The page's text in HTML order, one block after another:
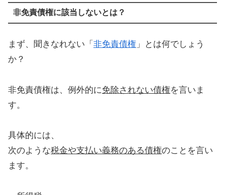
非免責債権に該当しないとは？
まず、聞きなれない「 非免責債権 」とは何でしょう
か？
非免責債権は、例外的に免除されない債権を言いま
す。
具体的には、
次のような税金や支払い義務のある債権のことを言い
ます。